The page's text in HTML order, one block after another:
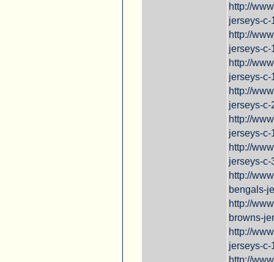
http://
jerseys-
http://
jerseys-c-
http://
jerseys-
http://
jerseys-
http://
jerseys-
http://
jerseys-
http://
bengals-
http://
browns-
http://
jerseys-
http://